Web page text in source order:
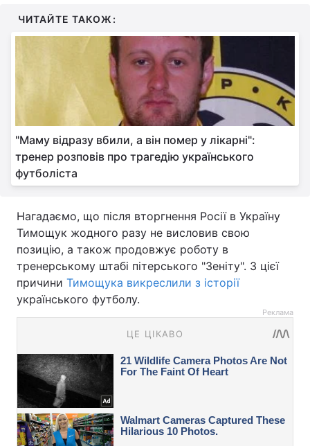
ЧИТАЙТЕ ТАКОЖ:
"Маму відразу вбили, а він помер у лікарні":
тренер розповів про трагедію українського
футболіста
Нагадаємо, що після вторгнення Росії в Україну
Тимощук жодного разу не висловив свою
позицію, а також продовжує роботу в
тренерському штабі пітерського "Зеніту". З цієї
причини Тимощука викреслили з історії
українського футболу.
Реклама